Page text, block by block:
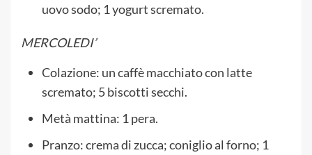
uovo sodo; 1 yogurt scremato.
MERCOLEDI’
Colazione: un caffè macchiato con latte
scremato; 5 biscotti secchi.
Metà mattina: 1 pera.
Pranzo: crema di zucca; coniglio al forno; 1